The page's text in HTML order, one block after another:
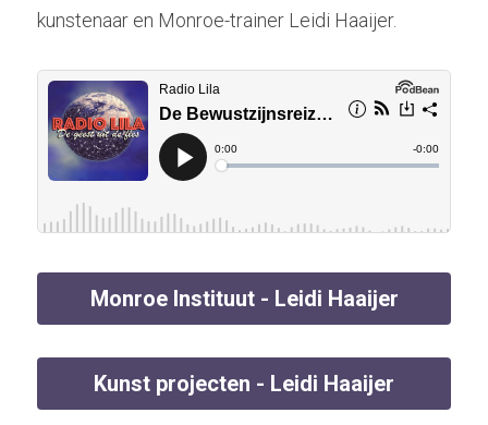
kunstenaar en Monroe-trainer Leidi Haaijer.
Monroe Instituut - Leidi Haaijer
Kunst projecten - Leidi Haaijer